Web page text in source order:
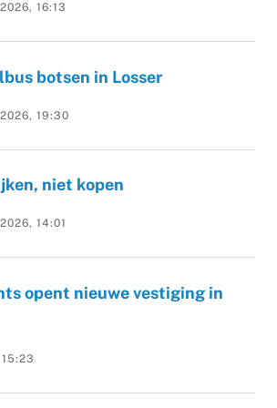
16:13
botsen in Losser
19:30
niet kopen
14:01
opent nieuwe vestiging in